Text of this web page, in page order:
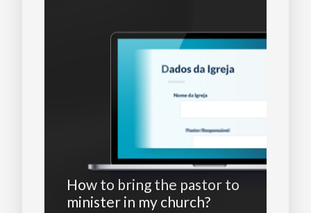
How to bring the pastor to
minister in my church?